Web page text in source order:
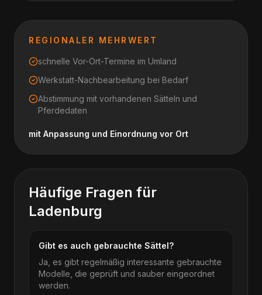
REGIONALER MEHRWERT
schnelle Vor-Ort-Termine im Umland
Werkstatt-Nachbearbeitung bei Bedarf
Abstimmung mit vorhandenen Sätteln und
Pferdedaten
mit Anpassung und Einordnung vor Ort
Häufige Fragen für
Ladenburg
Gibt es auch gebrauchte Sättel?
Ja, es gibt regelmäßig interessante gebrauchte
Modelle, die geprüft und sauber eingeordnet
werden.